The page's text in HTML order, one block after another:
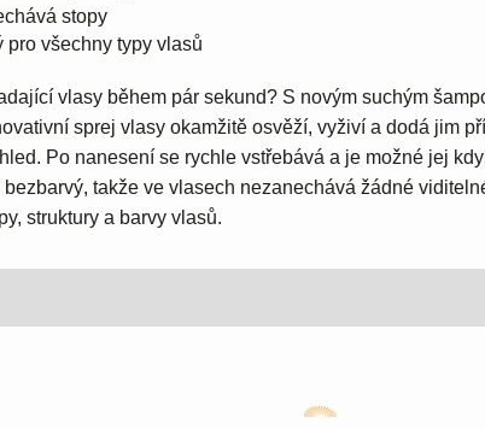
stopy
pro všechny typy vlasů
vlasy během pár sekund? S novým suchým
sprej vlasy okamžitě osvěží, vyživí a dodá jim
Po nanesení se rychle vstřebává a je možné jej
bezbarvý, takže ve vlasech nezanechává žádné
struktury a barvy vlasů.